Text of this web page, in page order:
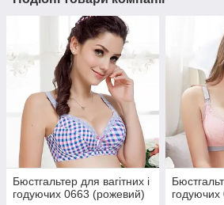
Бюстгальтер для вагітних і
годуючих 0663 (рожевий)